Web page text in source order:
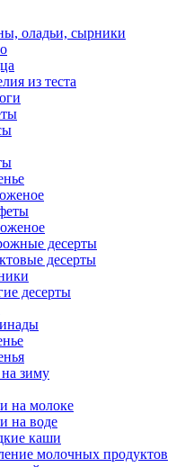
оладьи, сырники
из теста
десерты
десерты
десерты
зиму
на молоке
на воде
каши
молочных продуктов